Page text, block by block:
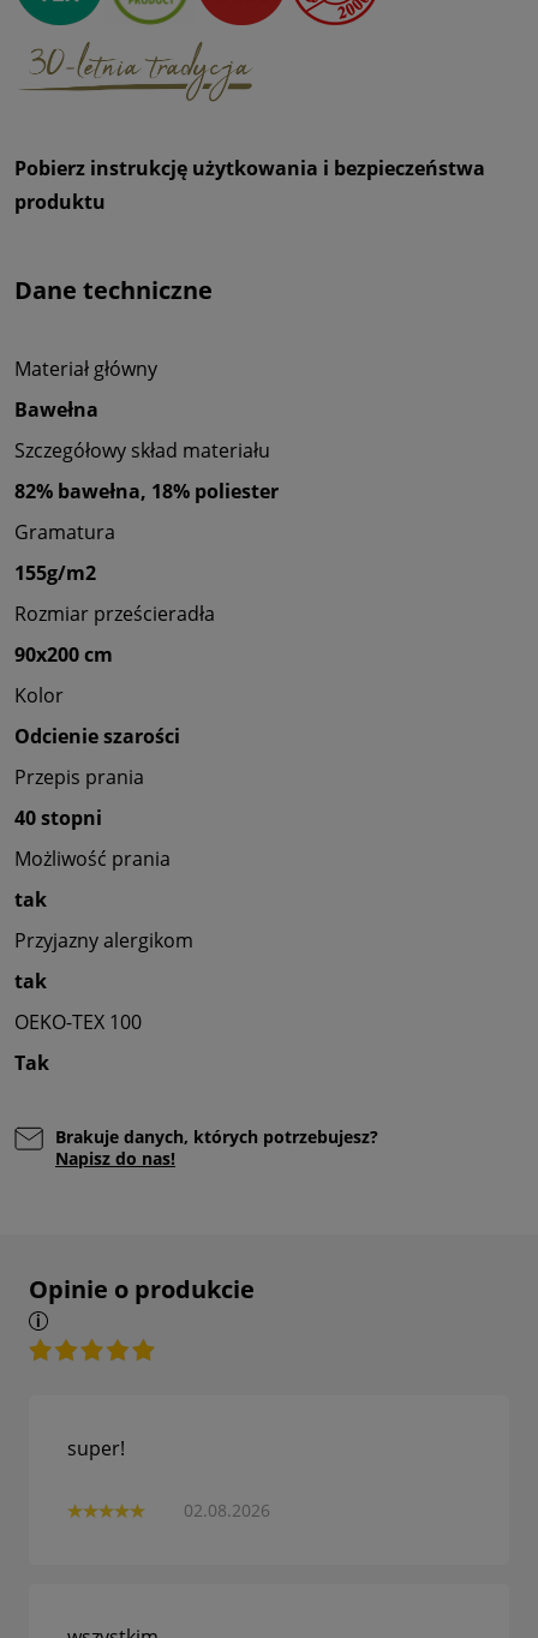
Pobierz instrukcję użytkowania i bezpieczeństwa
produktu
Dane techniczne
Materiał główny
Bawełna
Szczegółowy skład materiału
82% bawełna, 18% poliester
Gramatura
155g/m2
Rozmiar prześcieradła
90x200 cm
Kolor
Odcienie szarości
Przepis prania
40 stopni
Możliwość prania
tak
Przyjazny alergikom
tak
OEKO-TEX 100
Tak
Brakuje danych, których potrzebujesz?
Napisz do nas!
Opinie o produkcie
02.08.2026
super!